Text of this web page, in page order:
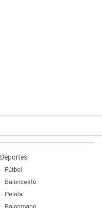
Deportes
Fútbol
Baloncesto
Pelota
Balonmano